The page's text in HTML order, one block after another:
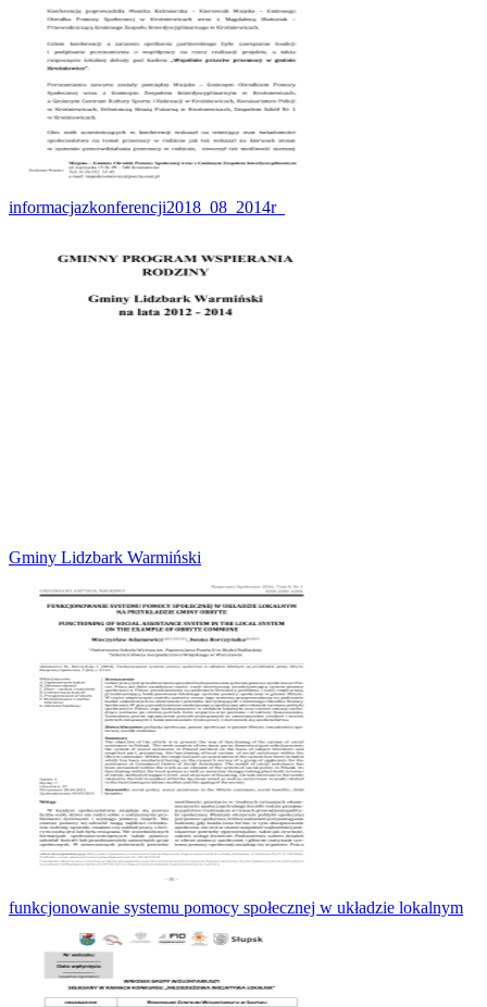
informacjazkonferencji2018_08_2014r_
Gminy Lidzbark Warmiński
funkcjonowanie systemu pomocy społecznej w układzie lokalnym